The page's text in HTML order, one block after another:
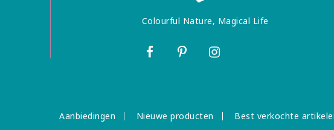
Colourful Nature, Magical Life
Aanbiedingen Nieuwe producten Best verkochte